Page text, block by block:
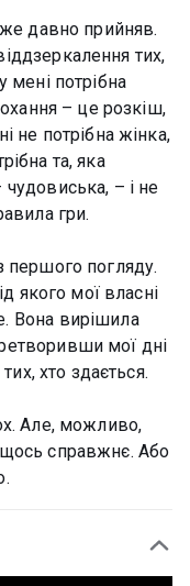
давно прийняв.
тих,
мені потрібна
– це розкіш,
не потрібна жінка,
та, яка
– і не
гри.
першого погляду.
якого мої власні
Вона вирішила
мої дні
хто здається.
Але, можливо,
справжнє. Або